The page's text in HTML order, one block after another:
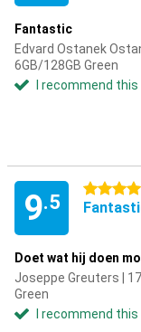
Fantastic
Edvard Ostanek
6GB/128GB Green
I recommend
9.5
5 stars
Doet wat hij doen
Joseppe Greuters |
Green
I recommend